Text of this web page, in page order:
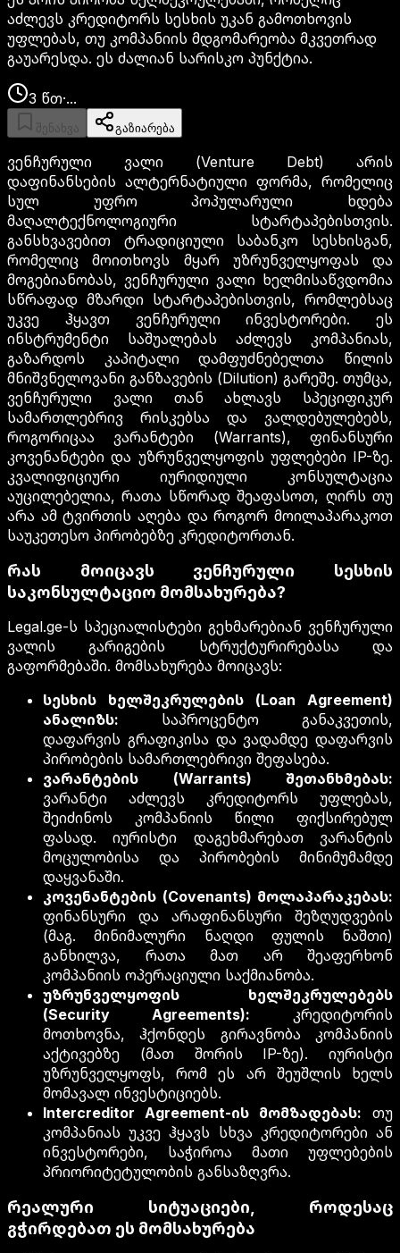
აძლევს კრედიტორს სესხის უკან გამოთხოვის
უფლებას, თუ კომპანიის მდგომარეობა მკვეთრად
გაუარესდა. ეს ძალიან სარისკო პუნქტია.
3 წთ·...
შენახვა გაზიარება
ვენჩურული ვალი (Venture Debt) არის
დაფინანსების ალტერნატიული ფორმა, რომელიც
სულ უფრო პოპულარული ხდება
მაღალტექნოლოგიური სტარტაპებისთვის.
განსხვავებით ტრადიციული საბანკო სესხისგან,
რომელიც მოითხოვს მყარ უზრუნველყოფას და
მოგებიანობას, ვენჩურული ვალი ხელმისაწვდომია
სწრაფად მზარდი სტარტაპებისთვის, რომლებსაც
უკვე ჰყავთ ვენჩურული ინვესტორები. ეს
ინსტრუმენტი საშუალებას აძლევს კომპანიას,
გაზარდოს კაპიტალი დამფუძნებელთა წილის
მნიშვნელოვანი განზავების (Dilution) გარეშე. თუმცა,
ვენჩურული ვალი თან ახლავს სპეციფიკურ
სამართლებრივ რისკებსა და ვალდებულებებს,
როგორიცაა ვარანტები (Warrants), ფინანსური
კოვენანტები და უზრუნველყოფის უფლებები IP-ზე.
კვალიფიციური იურიდიული კონსულტაცია
აუცილებელია, რათა სწორად შეაფასოთ, ღირს თუ
არა ამ ტვირთის აღება და როგორ მოილაპარაკოთ
საუკეთესო პირობებზე კრედიტორთან.
რას მოიცავს ვენჩურული სესხის
საკონსულტაციო მომსახურება?
Legal.ge-ს სპეციალისტები გეხმარებიან ვენჩურული
ვალის გარიგების სტრუქტურირებასა და
გაფორმებაში. მომსახურება მოიცავს:
სესხის ხელშეკრულების (Loan Agreement)
ანალიზს: საპროცენტო განაკვეთის,
დაფარვის გრაფიკისა და ვადამდე დაფარვის
პირობების სამართლებრივი შეფასება.
ვარანტების (Warrants) შეთანხმებას:
ვარანტი აძლევს კრედიტორს უფლებას,
შეიძინოს კომპანიის წილი ფიქსირებულ
ფასად. იურისტი დაგეხმარებათ ვარანტის
მოცულობისა და პირობების მინიმუმამდე
დაყვანაში.
კოვენანტების (Covenants) მოლაპარაკებას:
ფინანსური და არაფინანსური შეზღუდვების
(მაგ. მინიმალური ნაღდი ფულის ნაშთი)
განხილვა, რათა მათ არ შეაფერხონ
კომპანიის ოპერაციული საქმიანობა.
უზრუნველყოფის ხელშეკრულებებს
(Security Agreements): კრედიტორის
მოთხოვნა, ჰქონდეს გირავნობა კომპანიის
აქტივებზე (მათ შორის IP-ზე). იურისტი
უზრუნველყოფს, რომ ეს არ შეუშლის ხელს
მომავალ ინვესტიციებს.
Intercreditor Agreement-ის მომზადებას: თუ
კომპანიას უკვე ჰყავს სხვა კრედიტორები ან
ინვესტორები, საჭიროა მათი უფლებების
პრიორიტეტულობის განსაზღვრა.
რეალური სიტუაციები, როდესაც
გჭირდებათ ეს მომსახურება